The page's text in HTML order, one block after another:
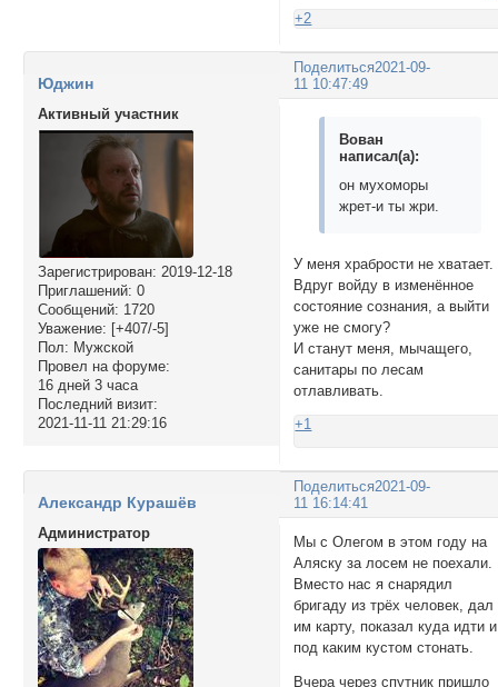
+2
Поделиться2021-09-
11 10:47:49
Юджин
Активный участник
Зарегистрирован: 2019-12-18
Приглашений: 0
Сообщений: 1720
Уважение: [+407/-5]
Пол: Мужской
Провел на форуме:
16 дней 3 часа
Последний визит:
2021-11-11 21:29:16
Вован
написал(а):
он мухоморы
жрет-и ты жри.
У меня храбрости не хватает.
Вдруг войду в изменённое
состояние сознания, а выйти
уже не смогу?
И станут меня, мычащего,
санитары по лесам
отлавливать.
+1
Поделиться2021-09-
11 16:14:41
Александр Курашёв
Администратор
Мы с Олегом в этом году на
Аляску за лосем не поехали.
Вместо нас я снарядил
бригаду из трёх человек, дал
им карту, показал куда идти и
под каким кустом стонать.
Вчера через спутник пришло